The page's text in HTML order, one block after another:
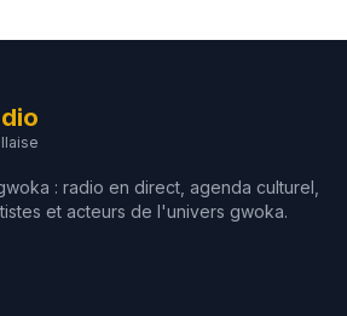
: radio en direct, agenda culturel,
et acteurs de l'univers gwoka.